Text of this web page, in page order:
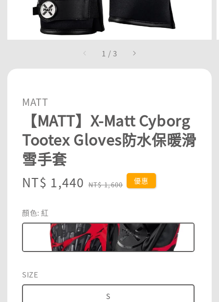
1 /3
MATT
【MATT】X-Matt Cyborg
Tootex Gloves防水保暖滑
雪手套
Sale
NT$ 1,440 Regular
NT$ 1,600 優惠
顏色: 紅
SIZE
S